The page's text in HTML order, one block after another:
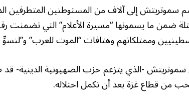
سموتريتش إلى آلاف من المستوطنين المتطرفين
ضمن ما يسمونها “مسيرة الأعلام” التي تضمنت
وممتلكاتهم وهتافات “الموت للعرب”
من قطاع غزة بعد أن تكمل احتلاله.